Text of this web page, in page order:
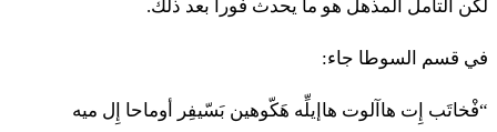
هَبّا لَتّسابا لَعَبودا بْأوهِل موعيد
لكن التأمل المذهل هو ما يحدث فورا بعد ذلك.
في قسم السوطا جاء:
“فْخاتَب إِت هاآلوت هاإيلِّه هَكّوهين بَسّيفِر أوماحا إِل ميه